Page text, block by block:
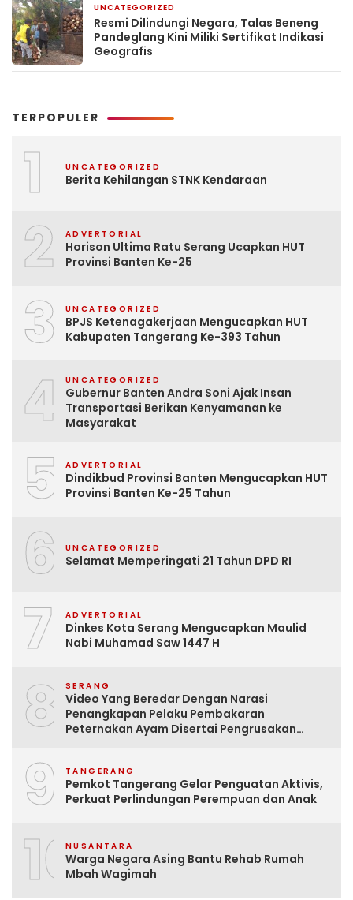
UNCATEGORIZED
Resmi Dilindungi Negara, Talas Beneng
Pandeglang Kini Miliki Sertifikat Indikasi
Geografis
TERPOPULER
1 UNCATEGORIZED
Berita Kehilangan STNK Kendaraan
2 ADVERTORIAL
Horison Ultima Ratu Serang Ucapkan HUT
Provinsi Banten Ke-25
3 UNCATEGORIZED
BPJS Ketenagakerjaan Mengucapkan HUT
Kabupaten Tangerang Ke-393 Tahun
4 UNCATEGORIZED
Gubernur Banten Andra Soni Ajak Insan
Transportasi Berikan Kenyamanan ke
Masyarakat
5 ADVERTORIAL
Dindikbud Provinsi Banten Mengucapkan HUT
Provinsi Banten Ke-25 Tahun
6 UNCATEGORIZED
Selamat Memperingati 21 Tahun DPD RI
7 ADVERTORIAL
Dinkes Kota Serang Mengucapkan Maulid
Nabi Muhamad Saw 1447 H
8 SERANG
Video Yang Beredar Dengan Narasi
Penangkapan Pelaku Pembakaran
Peternakan Ayam Disertai Pengrusakan
9 TANGERANG
Pemkot Tangerang Gelar Penguatan Aktivis,
Perkuat Perlindungan Perempuan dan Anak
10NUSANTARA
Warga Negara Asing Bantu Rehab Rumah
Mbah Wagimah